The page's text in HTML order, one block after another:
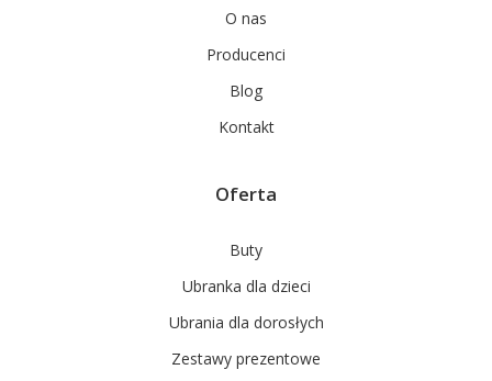
O nas
Producenci
Blog
Kontakt
Oferta
Buty
Ubranka dla dzieci
Ubrania dla dorosłych
Zestawy prezentowe